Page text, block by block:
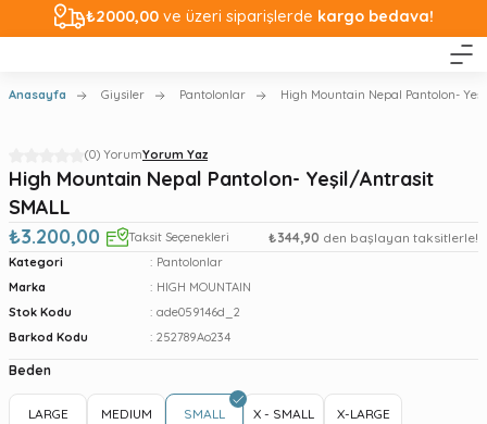
₺2000,00 ve üzeri siparişlerde kargo bedava!
Anasayfa Giysiler Pantolonlar High Mountain Nepal Pantolon-
(0) YorumYorum Yaz
High Mountain Nepal Pantolon- Yeşil/Antrasit
SMALL
₺3.200,00
Taksit Seçenekleri ₺344,90 den başlayan taksitlerle!
Kategori
Pantolonlar
Marka
HIGH MOUNTAIN
Stok Kodu
ade059146d_2
Barkod Kodu
252789Ao234
Beden
LARGE MEDIUM SMALL X - SMALL X-LARGE